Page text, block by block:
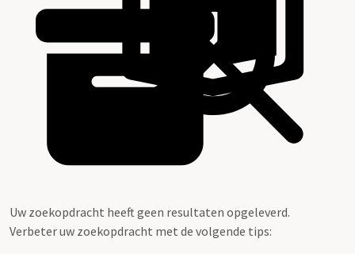
Uw zoekopdracht heeft geen resultaten opgeleverd.
Verbeter uw zoekopdracht met de volgende tips: